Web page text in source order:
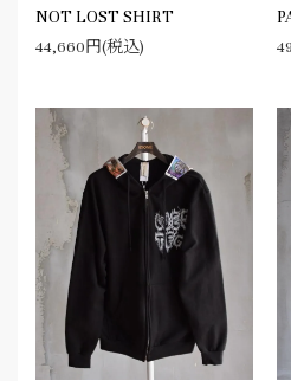
NOT LOST SHIRT
44,660円(税込)